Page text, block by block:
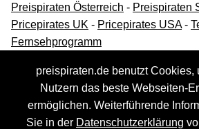
Preispiraten Österreich - Preispiraten
Pricepirates UK - Pricepirates USA-
Fernsehprogramm
preispiraten.de benutzt Cookies,
Nutzern das beste Webseiten-
ermöglichen. Weiterführende
Sie in der Datenschutzerklärung